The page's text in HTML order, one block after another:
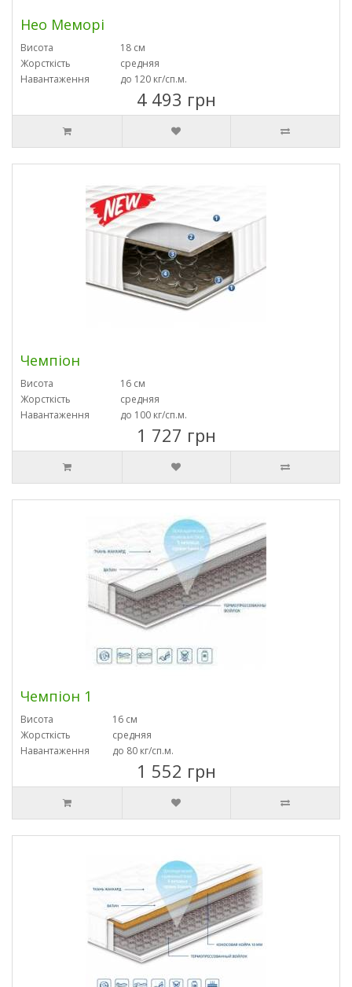
Нео Меморі
Висота
18 см
Жорсткість
средняя
Навантаження
до 120 кг/сп.м.
4 493 грн
Чемпіон
Висота
16 см
Жорсткість
средняя
Навантаження
до 100 кг/сп.м.
1 727 грн
Чемпіон 1
Висота
16 см
Жорсткість
средняя
Навантаження
до 80 кг/сп.м.
1 552 грн